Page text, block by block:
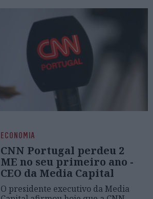
ECONOMIA
CNN Portugal perdeu 2
ME no seu primeiro ano -
CEO da Media Capital
O presidente executivo da Media